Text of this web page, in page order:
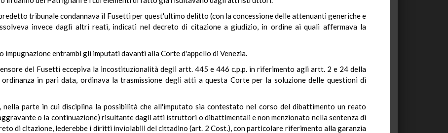
tribunale condannava il Fusetti per quest'ultimo delitto (con la concessione delle attenuanti generiche e
invece dagli altri reati, indicati nel decreto di citazione a giudizio, in ordine ai quali affermava la
impugnazione entrambi gli imputati davanti alla Corte d'appello di Venezia.
del Fusetti eccepiva la incostituzionalità degli artt. 445 e 446 c.p.p. in riferimento agli artt. 2 e 24 della
in pari data, ordinava la trasmissione degli atti a questa Corte per la soluzione delle questioni di
parte in cui disciplina la possibilità che all'imputato sia contestato neI corso del dibattimento un reato
o la continuazione) risultante dagli atti istruttori o dibattimentali e non menzionato nella sentenza di
di citazione, lederebbe i diritti inviolabili del cittadino (art. 2 Cost.), con particolare riferimento alla garanzia